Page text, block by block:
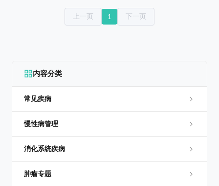
上一页 1 下一页
内容分类
常见疾病
慢性病管理
消化系统疾病
肿瘤专题